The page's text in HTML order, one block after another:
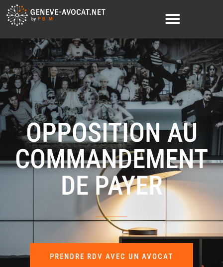
OPPOSITION AU
COMMANDEMENT
DE PAYER
PRENDRE RDV AVEC UN AVOCAT